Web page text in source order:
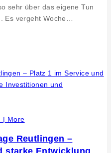
sehr über das eigene Tun
Es vergeht Woche…
| More
Reutlingen –
starke Entwicklung